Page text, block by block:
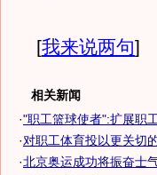
[我来说两句]
相关新闻
·"职工篮球使者":扩展职
·对职工体育投以更关切
·北京奥运成功将振奋士